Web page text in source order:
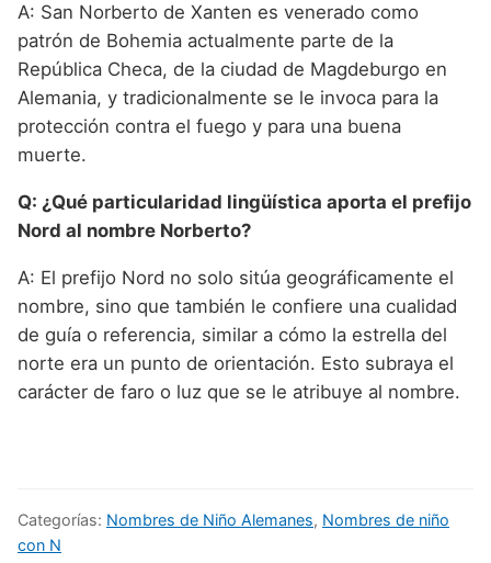
A: San Norberto de Xanten es venerado como
patrón de Bohemia actualmente parte de la
República Checa, de la ciudad de Magdeburgo en
Alemania, y tradicionalmente se le invoca para la
protección contra el fuego y para una buena
muerte.
Q: ¿Qué particularidad lingüística aporta el prefijo
Nord al nombre Norberto?
A: El prefijo Nord no solo sitúa geográficamente el
nombre, sino que también le confiere una cualidad
de guía o referencia, similar a cómo la estrella del
norte era un punto de orientación. Esto subraya el
carácter de faro o luz que se le atribuye al nombre.
Categorías: Nombres de Niño Alemanes, Nombres de niño
con N